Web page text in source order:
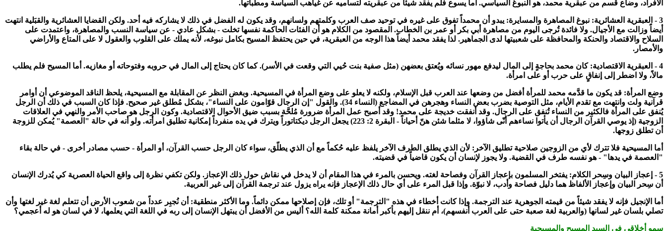
الأفراد، وضاع قسم من عبقرية محمد، هو النبوغ السياسي. أما يسوع فلم يفقد شيئاً من عبقريته لتساميه عن غياهب السياسة ومطباتها.
3 - العبقرية العشائرية: نبوغ المصاهرة والمسايرة: يبدو أن محمداً تفوق على غيره في توحيد صف العرب وكلمتهم ولسانهم، وقد يكون له الفضل في ذلك لا يشاركه فيه أحد. ولكن القضايا العشائرية والقبَلية انتهت
أيضاً وزالت مع الأجيال. ولا فائدة تُرجى اليوم من مصاهرة أبي بكر أو عمر بن الخطاب. المقصود من الكلام هو أن الفئات الحاكمة نفسها تخلت - بشكل عادي - عن سياسة النسب والمصاهرة، واعتمدت على
السلاح والاقتصاد والحنكة والمحافظة على شعبيتها لدى الجماهير. لذا يفقد محمد أيضاً هذا الوجه من العبقرية، في حين يحتفظ المسيح بكامل نبوغه، لأنه يملك على القلوب والعقول لا على المتاع والأراضي
والأمصار.
4 -
العبقرية الاقتصادية: كان محمد بحاجةٍ إلى المال ليدفع مهور نسائه ويُعتق بعضهن (مثل صفية بنت حُيي التي وقعت في الأسر). كما كان يحتاج إلى المال في حروبه وفتوحاته أو مغازيه. أما المسيح فلم يطلب
مالاً، ولا اضطر إلى إنفاقٍ على حرب أو على امرأة.
وضع المرأة: قد يكون ما قدَّمه محمد للمرأة أفضل من وضعها عند العرب قبل الإسلام، ولكنه لا يعلو على وضع المرأة في المسيحية. وبغض النظر عن المقابلة مع المسيحية، يلحظ الناقد الموضوعي أن أوامر
قرآنية ولت وانتهت مع تقدم الأيام، مثل التوصية بضرب بعض النساء وهجرهن في المضاجع (النساء 34). والقول "إن الرجال قوّامون على النساء" ، بشكل مُطلق غير صحيح. فإذا كان السبب في ذلك أن الرجل
يُنفق على المرأة فالكثير من النساء تُنفق على الرجال. وقد أنفقت خديجة على محمد! وقد أصبح عمل المرأة ضرورة مُلحَّة بسبب ضيق الأحوال الاقتصادية. وكون الرجل هو صاحب الأمر والنهي في العلاقات
الزوجية (إذ يوصي القرآن الرجال أن يأتوا نساءهم أنّى شاؤوا ،
لا مثلما شئن هنّ أحياناً - البقرة 2: 223) يجعل الرجل ديكتاتوراً ويترك في يده منفرداً إمكانية تطليق امرأته. ولو أنه في حالة "العصمة" يُمكن للزوجة
أن تطلق زوجها.
أما المسيحية فلا تترك لأي من الزوجين صلاحية تطليق الآخر: لأن الذي يطلق الطرف الآخر يلفظ عليه حُكماً مع أن الذي يطلّق، سواء كان الرجل حسب القرآن، أو المرأة - حسب مصادر أخرى - في حالة بقاء
"العصمة في يدها" - هو نفسه طرف في القضية. ولا يجوز لإنسان أن يكون قاضياً في قضيته.
5 -
إعجاز البيان وسِحر الكلام: يفتخر المسلمون بإعجاز القرآن وفصاحة لغته. ويحسن بالمرء في هذا المقام أن لا يدخل في نقاش حول ذلك الإعجاز. ولكن تكفي نظرة إلى واقع الحياة العصرية كي يُدرك الإنسان
أن سِحر البيان وإعجاز الألفاظ هما دليل فصاحة وأدب، لا نبوّة. وإذا قبل المرء على أي حال ذلك الإعجاز فإنه يراه يزول عند ترجمة القرآن إلى غير العربية.
أما الإنجيل فإنه لا يفقد شيئاً من قيمته الجوهرية عند الترجمة. وإذا كانت أخطاء في هذه "الترجمة" أو تلك، فإن إصلاحها ممكن دائماً. وما الأكثر منطقية: أن نُجبِر عدداً من شعوب الأرض أن تتعلم لغة غير لغتها وأن
تصلي بلسان غير لسانها (والعربية لغة صعبة حتى على العرب أنفسهم)، أم ننقل إليهم بأكبر أمانة ممكنة كلمة الله؟ أليس من الأفضل أن يبتهل الإنسان إلى ربه في اللغة التي يعلمها، لا في لسان هو له أعجمي؟
سمو أخلاقي في السيد المسيح والمسيحية